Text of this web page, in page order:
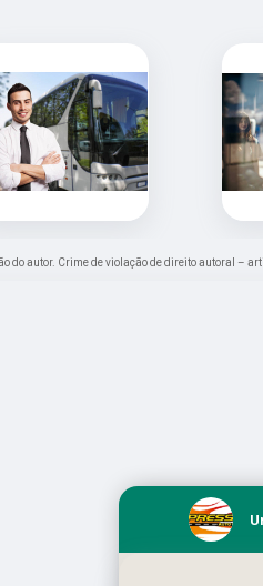
do autor. Crime de violação de direito autoral –